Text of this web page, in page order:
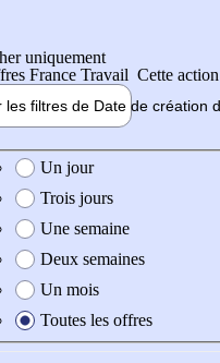
uniquement
France Travail Cette
les filtres de Date de création
de création de l'offre
Un jour
Trois jours
Une semaine
Deux semaines
Un mois
Toutes les offres